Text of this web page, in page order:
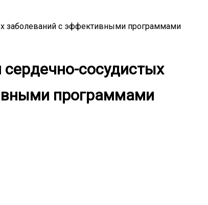
заболеваний с эффективными программами
сосудистых
программами